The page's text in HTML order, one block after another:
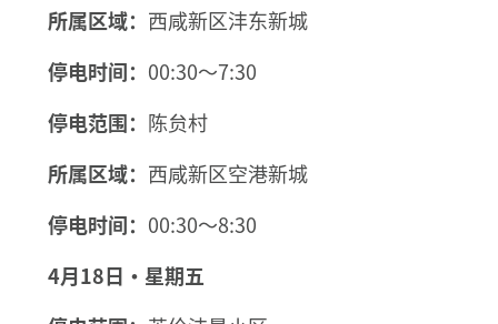
所属区域： 西咸新区沣东新城
停电时间： 00:30～7:30
停电范围： 陈贠村
所属区域： 西咸新区空港新城
停电时间： 00:30～8:30
4月18日·星期五